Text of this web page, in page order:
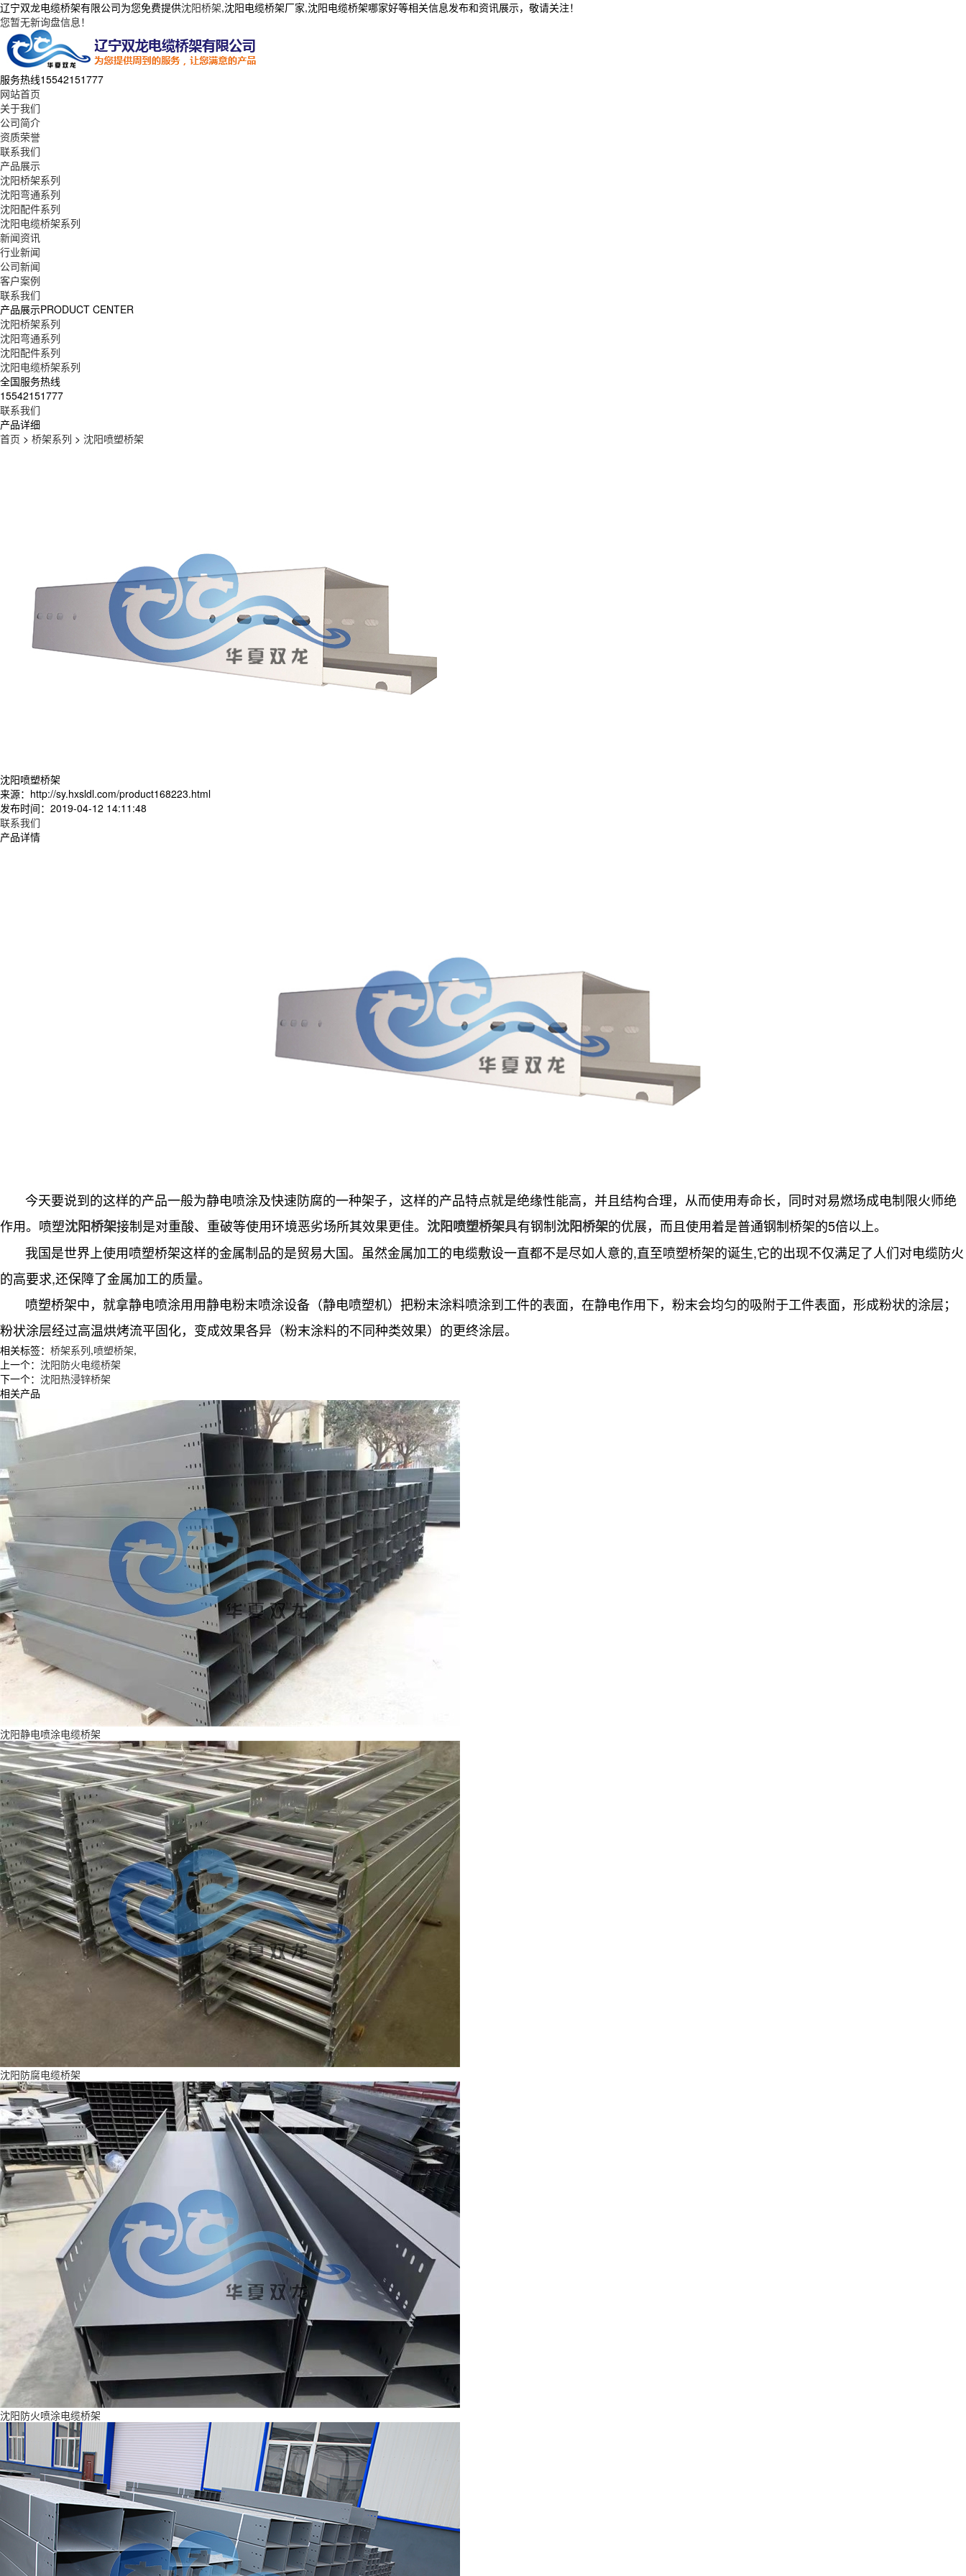
辽宁双龙电缆桥架有限公司为您免费提供沈阳桥架,沈阳电缆桥架厂家,沈阳电缆桥架哪家好等相关信息发布和资讯展示，敬请关注！
您暂无新询盘信息！
服务热线15542151777
网站首页
关于我们
公司简介
资质荣誉
联系我们
产品展示
沈阳桥架系列
沈阳弯通系列
沈阳配件系列
沈阳电缆桥架系列
新闻资讯
行业新闻
公司新闻
客户案例
联系我们
产品展示PRODUCT CENTER
沈阳桥架系列
沈阳弯通系列
沈阳配件系列
沈阳电缆桥架系列
全国服务热线
15542151777
联系我们
产品详细
首页 > 桥架系列 > 沈阳喷塑桥架
沈阳喷塑桥架
来源：http://sy.hxsldl.com/product168223.html
发布时间：2019-04-12 14:11:48
联系我们
产品详情
今天要说到的这样的产品一般为静电喷涂及快速防腐的一种架子，这样的产品特点就是绝缘性能高，并且结构合理，从而使用寿命长，同时对易燃场成电制限火师绝
作用。喷塑沈阳桥架接制是对重酸、重破等使用环境恶劣场所其效果更佳。 沈阳喷塑桥架具有钢制沈阳桥架的优展，而且使用着是普通钢制桥架的5倍以上。
我国是世界上使用喷塑桥架这样的金属制品的是贸易大国。虽然金属加工的电缆敷设一直都不是尽如人意的,直至喷塑桥架的诞生,它的出现不仅满足了人们对电缆防火
的高要求,还保障了金属加工的质量。
喷塑桥架中，就拿静电喷涂用用静电粉末喷涂设备（静电喷塑机）把粉末涂料喷涂到工件的表面，在静电作用下，粉末会均匀的吸附于工件表面，形成粉状的涂层；
粉状涂层经过高温烘烤流平固化，变成效果各异（粉末涂料的不同种类效果）的更终涂层。
相关标签： 桥架系列,喷塑桥架,
上一个： 沈阳防火电缆桥架
下一个： 沈阳热浸锌桥架
相关产品
沈阳静电喷涂电缆桥架
沈阳防腐电缆桥架
沈阳防火喷涂电缆桥架